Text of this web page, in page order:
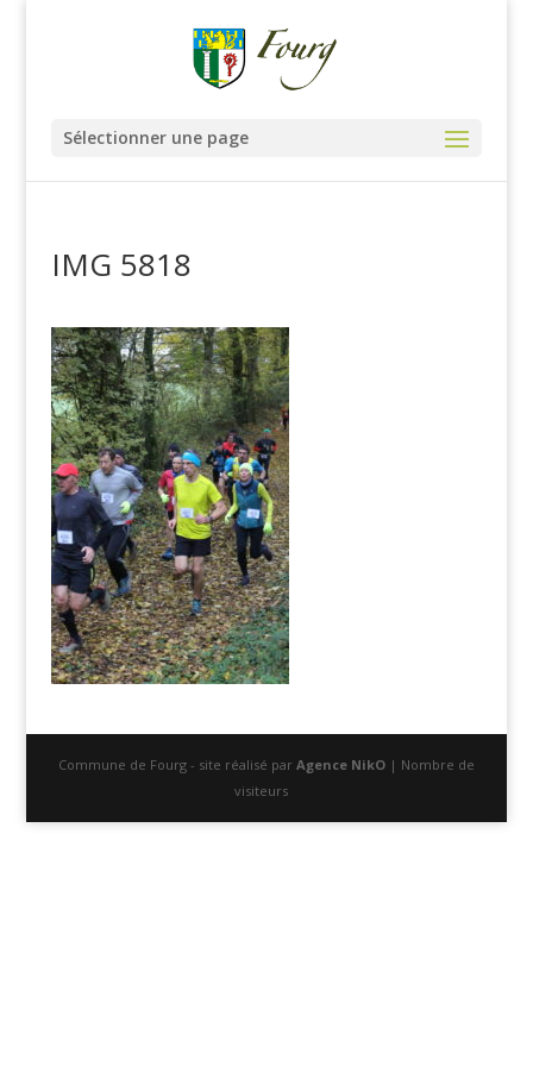
Sélectionner une page
IMG 5818
Commune de Fourg - site réalisé par Agence NikO| Nombre de
visiteurs